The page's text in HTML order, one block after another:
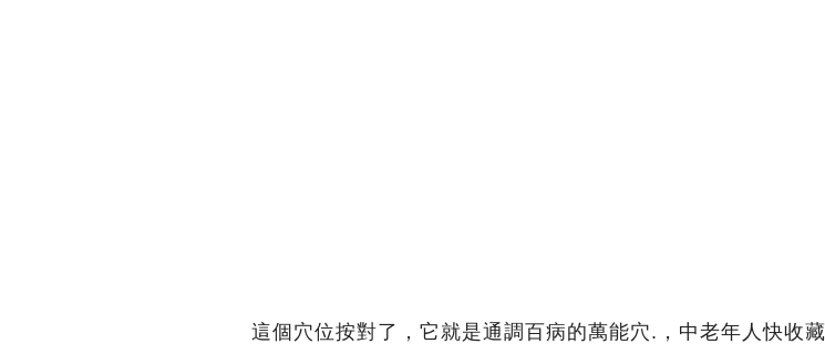
這個穴位按對了，它就是通調百病的萬能穴.，中老年人快收藏